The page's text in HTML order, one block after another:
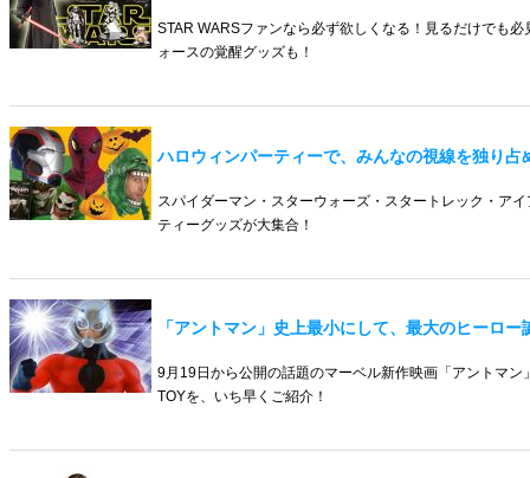
STAR WARSファンなら必ず欲しくなる！見るだけでも
ォースの覚醒グッズも！
ハロウィンパーティーで、みんなの視線を独り
スパイダーマン・スターウォーズ・スタートレック・ア
ティーグッズが大集合！
「アントマン」史上最小にして、最大のヒーロー
9月19日から公開の話題のマーベル新作映画「アントマン
TOYを、いち早くご紹介！